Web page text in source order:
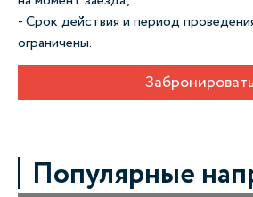
- Срок действия и период
ограничены.
Забронировать
Популярные